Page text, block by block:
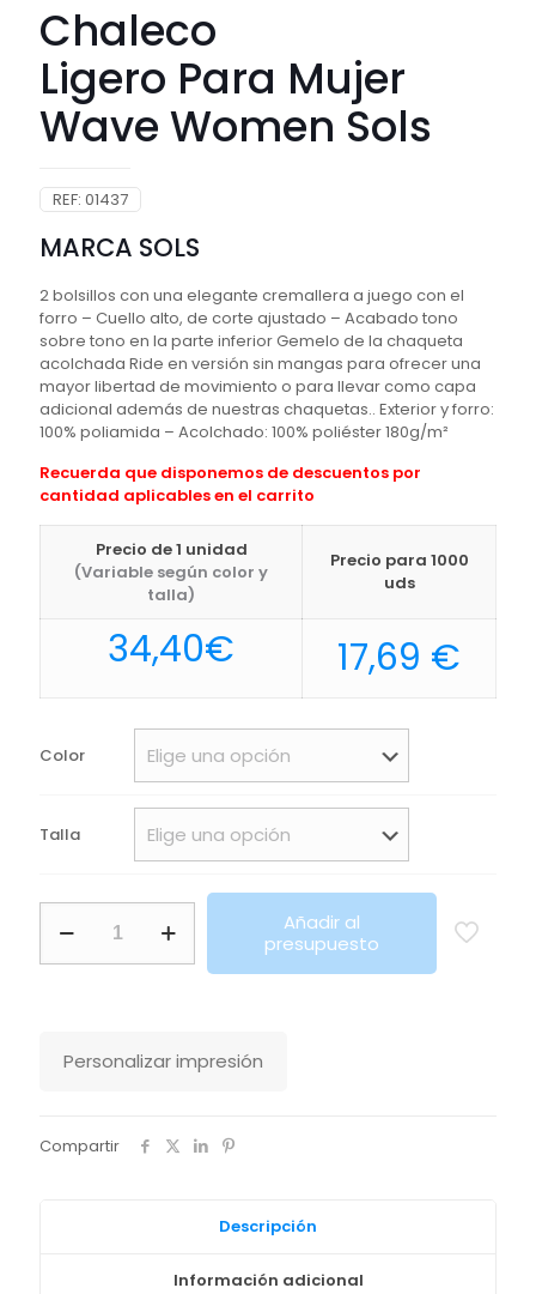
Chaleco
Ligero Para Mujer
Wave Women Sols
REF: 01437
MARCA SOLS
2 bolsillos con una elegante cremallera a juego con el
forro – Cuello alto, de corte ajustado – Acabado tono
sobre tono en la parte inferior Gemelo de la chaqueta
acolchada Ride en versión sin mangas para ofrecer una
mayor libertad de movimiento o para llevar como capa
adicional además de nuestras chaquetas.. Exterior y forro:
100% poliamida – Acolchado: 100% poliéster 180g/m²
Recuerda que disponemos de descuentos por
cantidad aplicables en el carrito
Precio de 1 unidad
(Variable según color y
talla)
Precio para 1000
uds
34,40€ 17,69 €
Color
Talla
Ligero Para Mujer
Wave
Añadir al
presupuesto
Personalizar impresión
Compartir
Descripción
Información adicional